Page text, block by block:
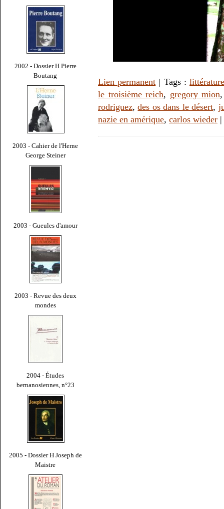
2002 - Dossier H Pierre
Boutang
2003 - Cahier de l'Herne
George Steiner
2003 - Gueules d'amour
2003 - Revue des deux
mondes
2004 - Études
bernanosiennes, n°23
2005 - Dossier H Joseph de
Maistre
Lien permanent | Tags : littérature
le troisième reich, gregory mion
rodriguez,des os dans le désert,
nazie en amérique, carlos wieder |